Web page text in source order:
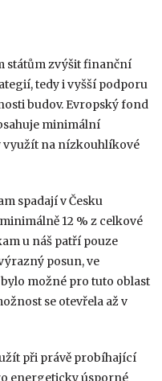
státům zvýšit finanční
tedy i vyšší podporu
budov. Evropský fond
minimální
využít na nízkouhlíkové
spadají v Česku
12 % z celkové
u náš patří pouze
posun, ve
možné pro tuto oblast
se otevřela až v
při právě probíhající
energeticky úsporné